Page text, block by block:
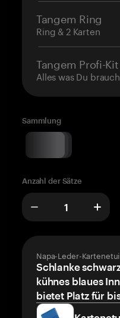
Tangem Ring
Ring & 2 Karten
Tangem Profi-Kit
Alles was Du
Sammlung
Anzahl der Sätze
Napa-Leder-
Schlanke
kühnes blaues
bietet Platz für